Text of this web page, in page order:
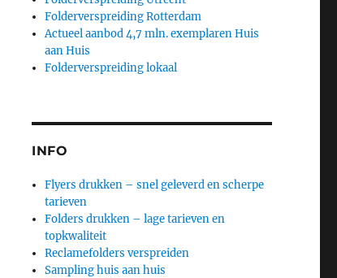
Folderverspreiding Rotterdam
Actueel aanbod 4,7 mln. exemplaren Huis
aan Huis
Folderverspreiding lokaal
INFO
Flyers drukken – snel geleverd en scherpe
tarieven
Folders drukken – lage tarieven en
topkwaliteit
Reclamefolders verspreiden
Sampling huis aan huis